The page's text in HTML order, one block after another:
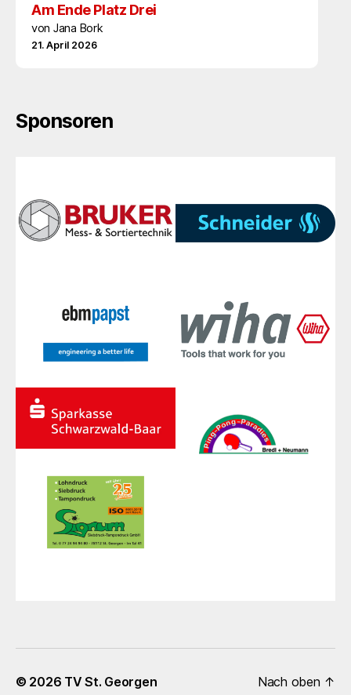
Am Ende Platz Drei
von Jana Bork
21. April 2026
Sponsoren
© 2026 TV St. Georgen
Nach oben ↑